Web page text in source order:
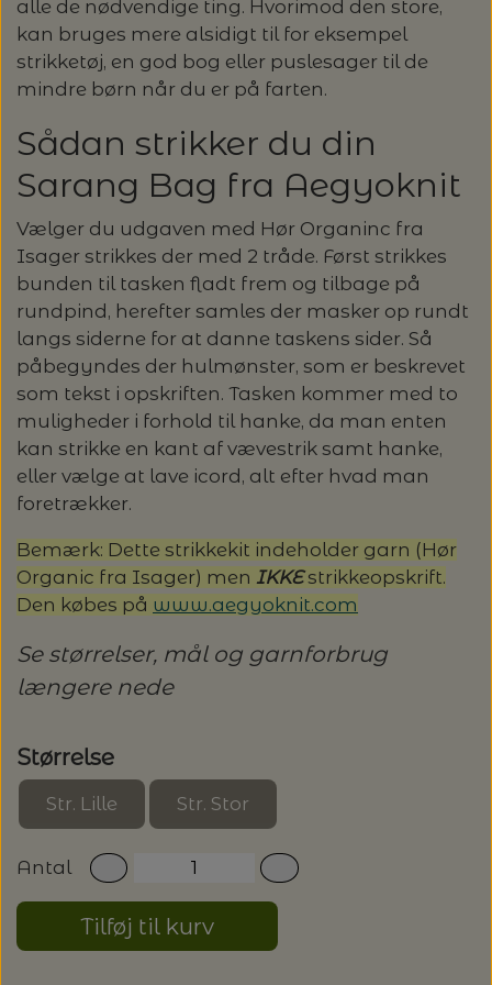
PASCUALI: NEPAL - SPAR 20%
POMP STITCH - BRODERI - SPAR 30-35%
PÅ ALLE KITS
SPAR 40% - GLERUPS STØVLER BØRN (STR.
19 - 23)
PERMIN: SPAR 30% PÅ ALLE
JULEBRODERIER
BALDYRE: UDVALGTE BRODERIER - SPAR
LANG YARNS
PASCUALI
RAUMA GARN
PERMIN
SOMMERGARN
LENE HOLME SAMSØE - LEKNIT
MY FAVOURITE THINGS KNITWEAR
ODD ROW
OTHER LOOPS
PETITEKNIT
RAUMA
SUSIE HAUMANN
MASKESTOPPERE
MÅLEBÅND / PINDEMÅLERE
OPSKRIFTHOLDER FRA KNITPRO -
MAGMA
SAKSE
STRIKKE- OG SYNÅLE
SYTRÅD
alle de nødvendige ting. Hvorimod den store,
kan bruges mere alsidigt til for eksempel
strikketøj, en god bog eller puslesager til de
mindre børn når du er på farten.
Sådan strikker du din
Sarang Bag fra Aegyoknit
Vælger du udgaven med Hør Organinc fra
Isager strikkes der med 2 tråde. Først strikkes
bunden til tasken fladt frem og tilbage på
rundpind, herefter samles der masker op rundt
langs siderne for at danne taskens sider. Så
påbegyndes der hulmønster, som er beskrevet
som tekst i opskriften. Tasken kommer med to
muligheder i forhold til hanke, da man enten
kan strikke en kant af vævestrik samt hanke,
eller vælge at lave icord, alt efter hvad man
foretrækker.
Bemærk: Dette strikkekit indeholder garn (Hør
Organic fra Isager) men IKKEstrikkeopskrift.
Den købes på www.aegyoknit.com
Se størrelser, mål og garnforbrug
længere nede
Størrelse
Str. Lille Str. Stor
Antal
Tilføj til kurv